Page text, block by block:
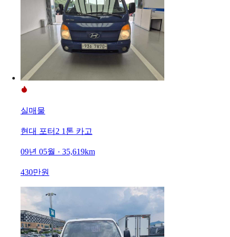
실매물
현대 포터2 1톤 카고
09년 05월 · 35,619km
430만원